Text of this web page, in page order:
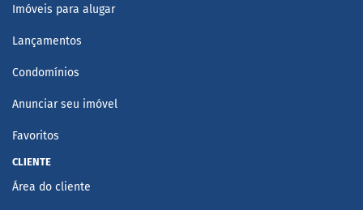
Imóveis para alugar
Lançamentos
Condomínios
Anunciar seu imóvel
Favoritos
CLIENTE
Área do cliente